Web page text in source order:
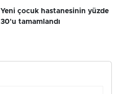
Yeni çocuk hastanesinin yüzde
30'u tamamlandı